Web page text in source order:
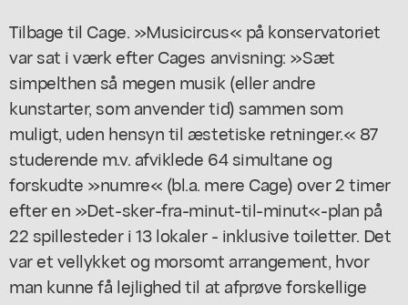
Tilbage til Cage. »Musicircus« på konservatoriet
var sat i værk efter Cages anvisning: »Sæt
simpelthen så megen musik (eller andre
kunstarter, som anvender tid) sammen som
muligt, uden hensyn til æstetiske retninger.« 87
studerende m.v. afviklede 64 simultane og
forskudte »numre« (bl.a. mere Cage) over 2 timer
efter en »Det-sker-fra-minut-til-minut«-plan på
22 spillesteder i 13 lokaler - inklusive toiletter. Det
var et vellykket og morsomt arrangement, hvor
man kunne få lejlighed til at afprøve forskellige